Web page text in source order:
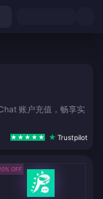
账户充值，畅享实
Trustpilot
OFF